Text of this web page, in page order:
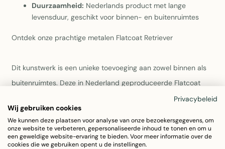
Duurzaamheid: Nederlands product met lange
levensduur, geschikt voor binnen- en buitenruimtes
Ontdek onze prachtige metalen Flatcoat Retriever
Dit kunstwerk is een unieke toevoeging aan zowel binnen als
buitenruimtes. Deze in Nederland geproduceerde Flatcoat
retriever prik je eenvoudig in je tuin en brengt gezelligheid en
sfeer in elke ruimte.
Materiaaleigenschappen Cortenstaal
Privacybeleid
Wij gebruiken cookies
We kunnen deze plaatsen voor analyse van onze bezoekersgegevens, om
onze website te verbeteren, gepersonaliseerde inhoud te tonen en om u
een geweldige website-ervaring te bieden. Voor meer informatie over de
cookies die we gebruiken opent u de instellingen.